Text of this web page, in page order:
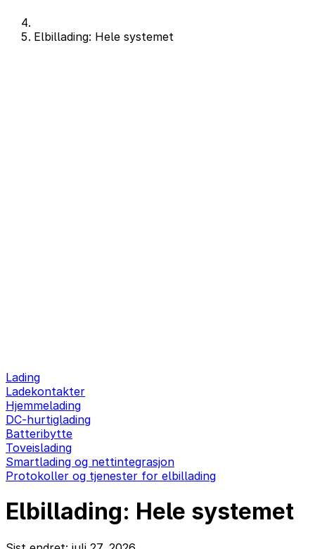
Elbillading: Hele systemet
Lading
Ladekontakter
Hjemmelading
DC-hurtiglading
Batteribytte
Toveislading
Smartlading og nettintegrasjon
Protokoller og tjenester for elbillading
Elbillading: Hele systemet